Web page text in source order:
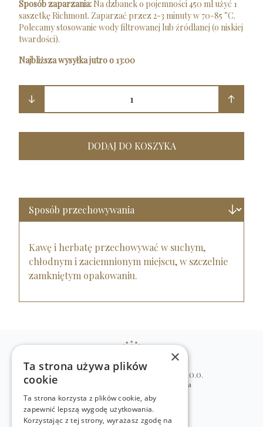
Sposób zaparzania: Na dzbanek o pojemności 450 ml użyć 1
saszetkę Richmont. Zaparzać przez 2-3 minuty w 70-85 °C.
Polecamy stosowanie wody filtrowanej lub źródlanej (o niskiej
twardości).
Najbliższa wysyłka jutro o 13:00
1
DODAJ DO KOSZYKA
Kawę i herbatę przechowywać w suchym,
chłodnym i zaciemnionym miejscu, w szczelnie
zamkniętym opakowaniu.
WILLIAM’S NATURAL PRODUCTS SP. Z O.O.
ul. Stawki 2, 00-193 Warszawa, Polska
+48 (22) 875 91 35
kontakt@w-natural.pl
×
Ta strona używa plików
cookie
Ta strona korzysta z plików cookie, aby
zapewnić lepszą wygodę użytkowania.
Korzystając z tej strony, wyrażasz zgodę na